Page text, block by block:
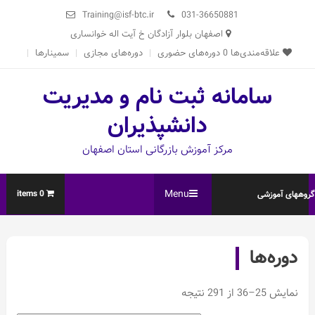
content
031-36650881
Training@isf-btc.ir
اصفهان بلوار آزادگان خ آیت اله خوانساری
علاقه‌مندی‌ها 0دوره‌های حضوری دوره‌های مجازی سمینارها
سامانه ثبت نام و مدیریت
دانشپذیران
مرکز آموزش بازرگانی استان اصفهان
گروههای آموزشی Menu
0 items
دوره‌ها
نمایش 25–36 از 291 نتیجه
Sorted
by